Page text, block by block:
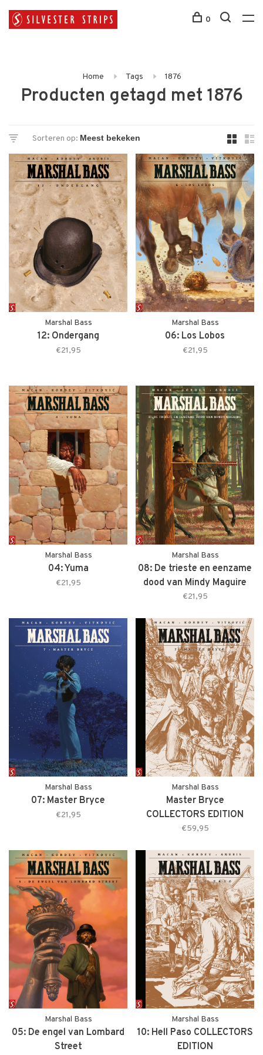
0
Home Tags 1876
Producten getagd met 1876
Sorteren op:
Marshal Bass
12: Ondergang
€21,95
Marshal Bass
06: Los Lobos
€21,95
Marshal Bass
04: Yuma
€21,95
Marshal Bass
08: De trieste en eenzame
dood van Mindy Maguire
€21,95
Marshal Bass
07: Master Bryce
€21,95
Marshal Bass
Master Bryce
COLLECTORS EDITION
€59,95
Marshal Bass
05: De engel van Lombard
Street
Marshal Bass
10: Hell Paso COLLECTORS
EDITION